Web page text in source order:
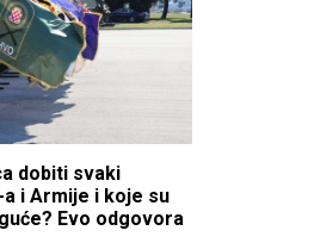
dobiti svaki
a i Armije i koje su
Evo odgovora